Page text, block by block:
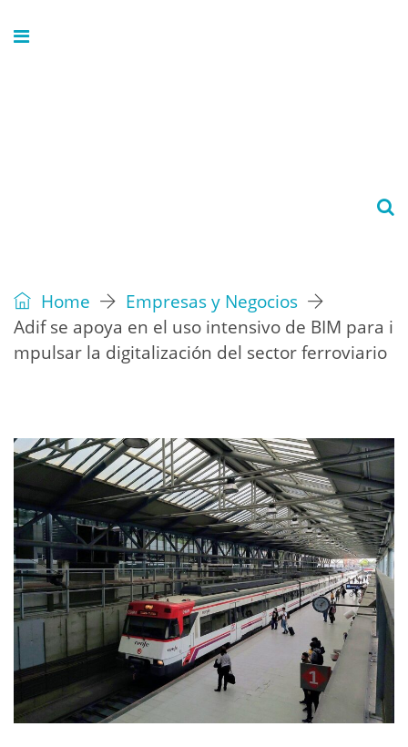
Home
Empresas y Negocios
Adif se apoya en el uso intensivo de BIM para i
mpulsar la digitalización del sector ferroviario